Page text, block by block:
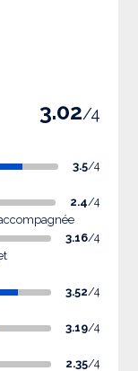
3.02/4
3.5/4
2.4/4
3.16/4
3.52/4
3.19/4
2.35/4